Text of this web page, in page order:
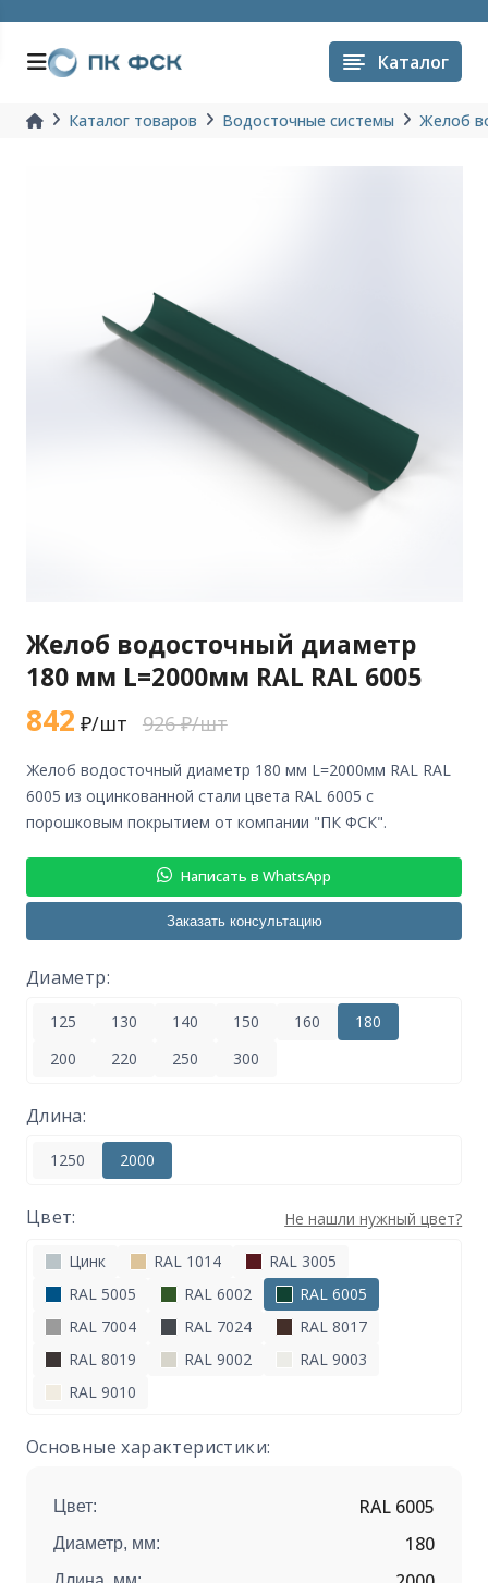
Каталог
Каталог товаров Водосточные системы Желоб
Желоб водосточный диаметр
180 мм L=2000мм RAL RAL 6005
842 ₽/шт 926 ₽/шт
желоб водосточный диаметр 180 мм L=2000мм RAL RAL
6005 из оцинкованной стали цвета RAL 6005 с
порошковым покрытием от компании "ПК ФСК".
Написать в WhatsApp
Заказать консультацию
Диаметр:
125 130 140 150 160
180
200
220 250 300
Длина:
1250 2000
Цвет: Не нашли нужный цвет?
Цинк RAL 1014
RAL 3005
RAL 5005
RAL 6002
RAL 6005
RAL 7004
RAL 7024
RAL 8017
RAL 8019
RAL 9002
RAL 9003
RAL 9010
Основные характеристики:
Цвет: RAL 6005
Диаметр, мм: 180